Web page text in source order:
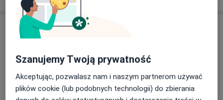
Szanujemy Twoją prywatność
Akceptując, pozwalasz nam i naszym partnerom używać
plików cookie (lub podobnych technologii) do zbierania